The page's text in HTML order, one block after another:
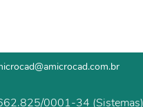
0001-34 (Sistemas)